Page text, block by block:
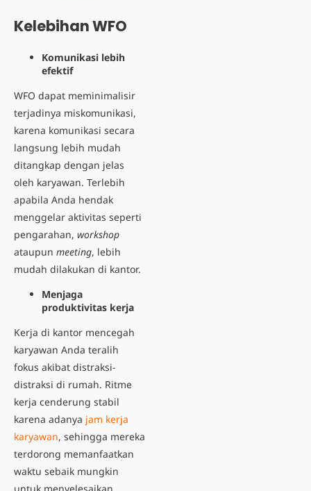
Kelebihan WFO
Komunikasi lebih
efektif
WFO dapat meminimalisir
terjadinya miskomunikasi,
karena komunikasi secara
langsung lebih mudah
ditangkap dengan jelas
oleh karyawan. Terlebih
apabila Anda hendak
menggelar aktivitas seperti
pengarahan, workshop
ataupun meeting, lebih
mudah dilakukan di kantor.
Menjaga
produktivitas kerja
Kerja di kantor mencegah
karyawan Anda teralih
fokus akibat distraksi-
distraksi di rumah. Ritme
kerja cenderung stabil
karena adanya jam kerja
karyawan, sehingga mereka
terdorong memanfaatkan
waktu sebaik mungkin